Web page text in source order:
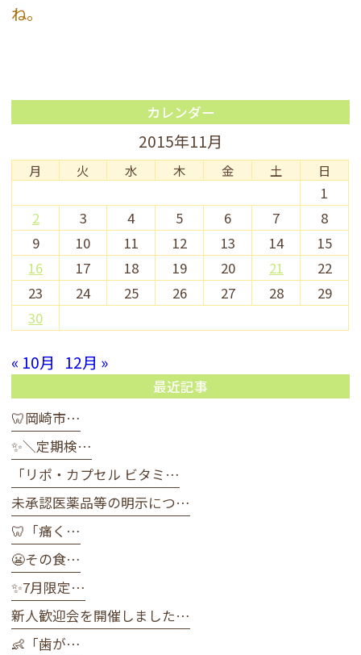
ね。
カレンダー
2015年11月
月 火 水 木 金 土 日
1
2
3 4 5 6 7
8
9
10 11 12 13 14
15
16
17 18 19 20 21
22
23
24 25 26 27 28
29
30
« 10月 12月 »
最近記事
🦷岡崎市…
✨＼定期検…
「リポ・カプセル ビタミ…
未承認医薬品等の明示につ…
🦷「痛く…
😬その食…
✨7月限定…
新人歓迎会を開催しました…
👶「歯が…